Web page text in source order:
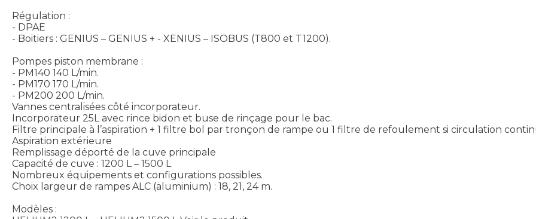
Régulation :
- DPAE
- Boitiers : GENIUS – GENIUS + - XENIUS – ISOBUS (T800 et T1200).
Pompes piston membrane :
- PM140 140 L/min.
- PM170 170 L/min.
- PM200 200 L/min.
Vannes centralisées côté incorporateur.
Incorporateur 25L avec rince bidon et buse de rinçage pour le bac.
Filtre principale à l’aspiration + 1 filtre bol par tronçon de rampe ou 1 filtre de refoulement si circulation
Aspiration extérieure
Remplissage déporté de la cuve principale
Capacité de cuve : 1200 L – 1500 L
Nombreux équipements et configurations possibles.
Choix largeur de rampes ALC (aluminium) : 18, 21, 24 m.
Modèles :